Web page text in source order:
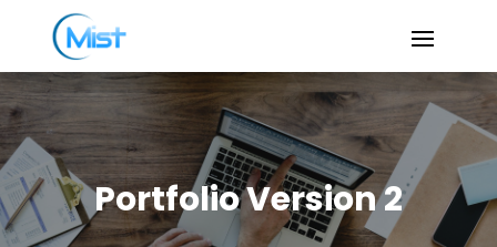
Portfolio Version 2